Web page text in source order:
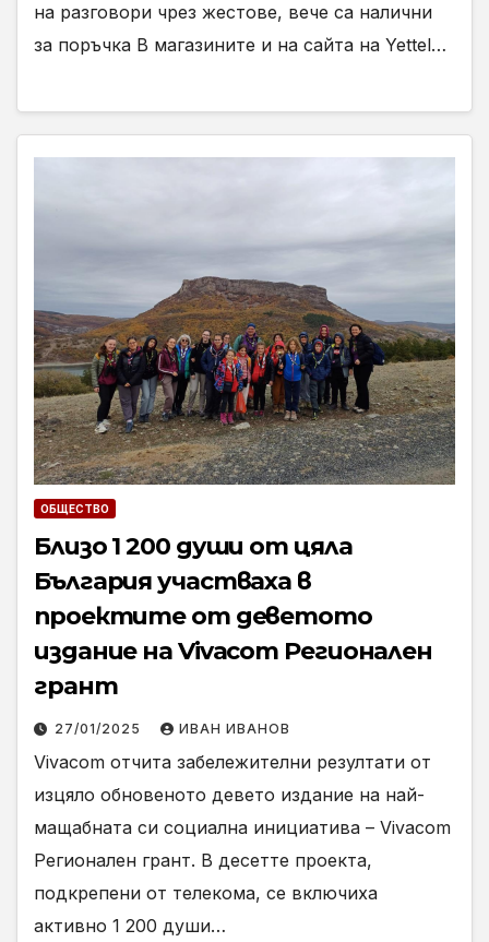
на разговори чрез жестове, вече са налични
за поръчка В магазините и на сайта на Yettel…
ОБЩЕСТВО
Близо 1 200 души от цяла
България участваха в
проектите от деветото
издание на Vivacom Регионален
грант
27/01/2025 ИВАН ИВАНОВ
Vivacom отчита забележителни резултати от
изцяло обновеното девето издание на най-
мащабната си социална инициатива – Vivacom
Регионален грант. В десетте проекта,
подкрепени от телекома, се включиха
активно 1 200 души…